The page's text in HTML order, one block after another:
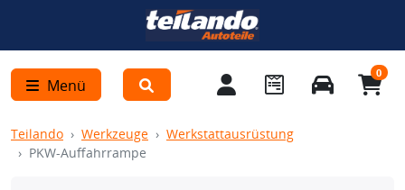
Menü
0
Teilando Werkzeuge
Werkstattausrüstung
PKW-Auffahrrampe